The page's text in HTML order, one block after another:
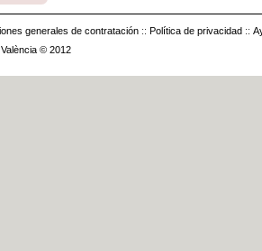
generales de contratación :: Política de privacidad ::
© 2012